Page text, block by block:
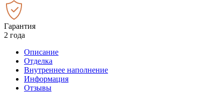
Гарантия
2 года
Описание
Отделка
Внутреннее наполнение
Информация
Отзывы